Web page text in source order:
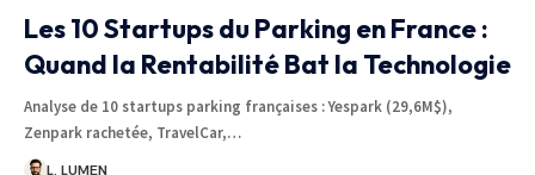
Les 10 Startups du Parking en France :
Quand la Rentabilité Bat la Technologie
Analyse de 10 startups parking françaises : Yespark (29,6M$),
Zenpark rachetée, TravelCar,…
L. LUMEN